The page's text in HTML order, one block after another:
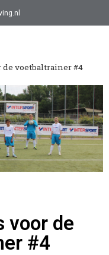
voetbaltrainer #4
voor de
#4